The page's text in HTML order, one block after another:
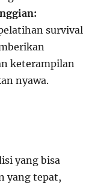
survival
keterampilan
nyawa.
yang bisa
yang tepat,